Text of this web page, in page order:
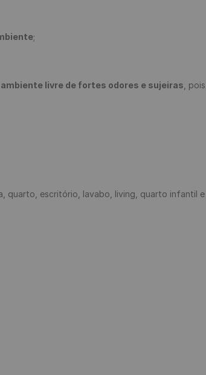
;
livre de fortes odores e sujeiras ,
quarto, escritório, lavabo, living, quarto infantil